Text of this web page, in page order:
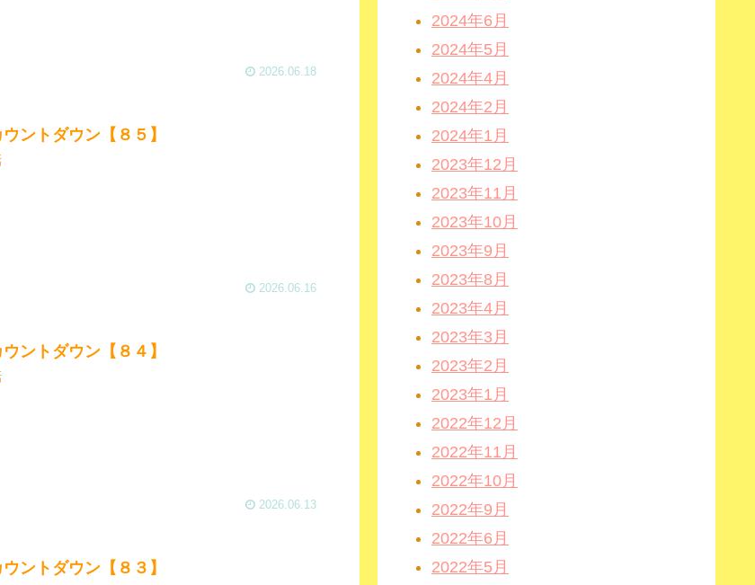
2026.06.18
ントダウン【８５】
2026.06.16
ントダウン【８４】
2026.06.13
ントダウン【８３】
2024年6月
2024年5月
2024年4月
2024年2月
2024年1月
2023年12月
2023年11月
2023年10月
2023年9月
2023年8月
2023年4月
2023年3月
2023年2月
2023年1月
2022年12月
2022年11月
2022年10月
2022年9月
2022年6月
2022年5月